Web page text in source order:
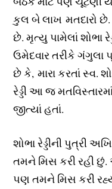
કુલ બે લાખ મતદારો છે.
છે. મૃત્યુ પામેલાં શોભા
ઉમેદવાર તરીકે ગંગુલા
છે કે, મારા કરતાં સ્વ.
રેડ્ડી આ જ
જીત્યાં હતાં.
શોભા રેડ્ડીની પુત્રી
તમને મિસ કરી રહી છું.
પણ તમને મિસ કરી